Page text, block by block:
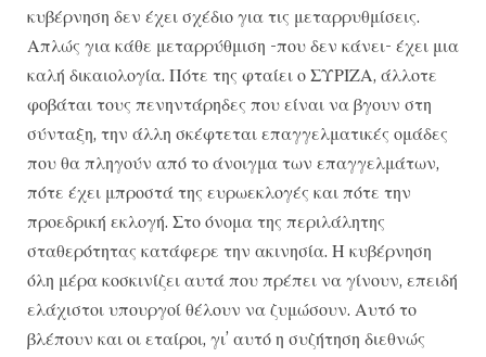
κυβέρνηση δεν έχει σχέδιο για τις μεταρρυθμίσεις.
Απλώς για κάθε μεταρρύθμιση -που δεν κάνει- έχει μια
καλή δικαιολογία. Πότε της φταίει ο ΣΥΡΙΖΑ, άλλοτε
φοβάται τους πενηντάρηδες που είναι να βγουν στη
σύνταξη, την άλλη σκέφτεται επαγγελματικές ομάδες
που θα πληγούν από το άνοιγμα των επαγγελμάτων,
πότε έχει μπροστά της ευρωεκλογές και πότε την
προεδρική εκλογή. Στο όνομα της περιλάλητης
σταθερότητας κατάφερε την ακινησία. Η κυβέρνηση
όλη μέρα κοσκινίζει αυτά που πρέπει να γίνουν, επειδή
ελάχιστοι υπουργοί θέλουν να ζυμώσουν. Αυτό το
βλέπουν και οι εταίροι, γι’ αυτό η συζήτηση διεθνώς